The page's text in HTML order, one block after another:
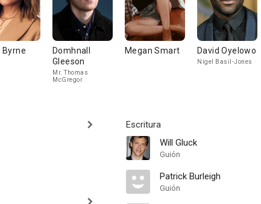
Byrne
Domhnall
Gleeson
Mr. Thomas
McGregor
Megan Smart David Oyelowo
Nigel Basil-Jones
Escritura
Will Gluck
Guión
Patrick Burleigh
Guión